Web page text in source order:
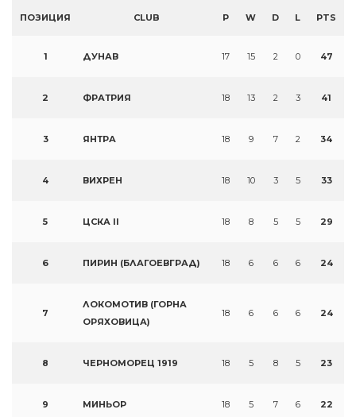
ПОЗИЦИЯ CLUB P W D L PTS
1 ДУНАВ 17 15 2 0 47
2 ФРАТРИЯ 18 13 2 3 41
3 ЯНТРА 18 9 7 2 34
4 ВИХРЕН 18 10 3 5 33
5 ЦСКА II 18 8 5 5 29
6 ПИРИН (БЛАГОЕВГРАД) 18 6 6 6 24
7
ЛОКОМОТИВ (ГОРНА
ОРЯХОВИЦА)
18 6 6 6 24
8 ЧЕРНОМОРЕЦ 1919 18 5 8 5 23
9 МИНЬОР 18 5 7 6 22